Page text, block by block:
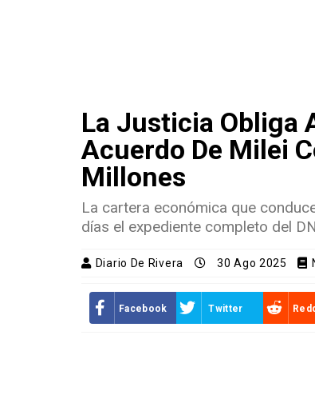
La Justicia Obliga
Acuerdo De Milei
Millones
La cartera económica que
días el expediente completo del
Diario De Rivera 30 Ago 2025
Facebook Twitter